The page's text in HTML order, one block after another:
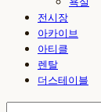
전시장
아카이브
아티클
렌탈
더스테이블